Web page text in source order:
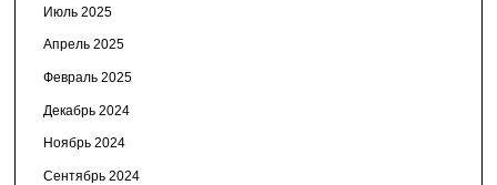
Июль 2025
Апрель 2025
Февраль 2025
Декабрь 2024
Ноябрь 2024
Сентябрь 2024